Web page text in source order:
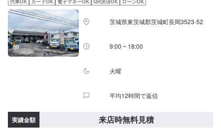
車の作業中は代車をご利用ください。※代車の燃料代はお客様にご負担いただ
いております。-----ご来店時の注意、受付方法-----入庫の際はお気をつけてお
越しください。駐車スペースは事務所前の空いているスペースに駐車してく
ださい。受付はスタッフへ「メンテモで予約しました」とお伝えください。
ご案内いたします。【定休日・営業時間】定休日：年中無休（大型連休のみ
休み）営業時間：9:00~18:00
代車OK カードOK 電子マネーOK QR決済OK ローンOK
茨城県東茨城郡茨城町長岡3523-52
9:00 ~ 18:00
火曜
平均12時間で返信
実績金額 来店時無料見積